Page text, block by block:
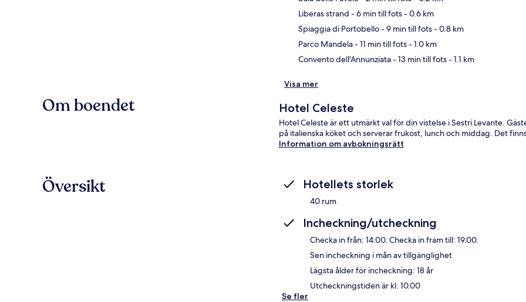
Liberas strand - 6 min till fots- 0.6 km
Spiaggia di Portobello- 9 min till fots- 0.8 km
Parco Mandela- 11 min till fots- 1.0 km
Convento dell'Annunziata- 13 min till fots- 1.1 km
Visa mer
Om boendet Hotel Celeste
Hotel Celeste är ett utmärkt val för din vistelse i Sestri Levante.
på italienska köket och serverar frukost, lunch och middag. Det
Information om avbokningsrätt
Översikt Hotellets storlek
40 rum
Incheckning/utcheckning
Checka in från: 14.00. Checka in fram till: 19.00.
Sen incheckning i mån av tillgänglighet
Lägsta ålder för incheckning: 18 år
Utcheckningstiden är kl. 10.00
Se fler